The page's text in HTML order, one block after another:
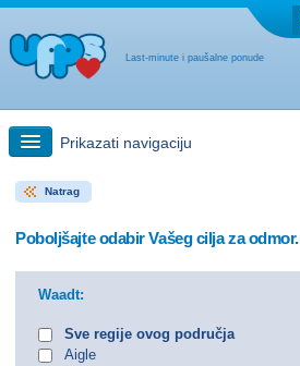
Last-minute i paušalne ponude
Prikazati navigaciju
Brzo traženje
Natrag
Poboljšajte odabir Vašeg cilja za odmor.
Waadt:
Sve regije ovog područja
Aigle